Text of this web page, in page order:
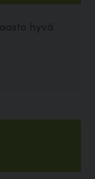
hyvä